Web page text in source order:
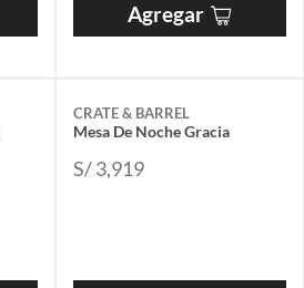
Agregar
CRATE & BARREL
Mesa De Noche Gracia
S/ 3,919